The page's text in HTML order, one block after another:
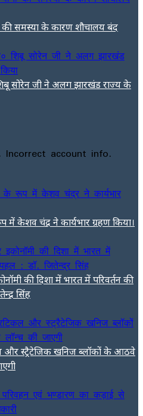
की समस्या के कारण शौचालय बंद
सोरेन जी ने अलग झारखंड राज्य के
account info.
केशव चंद्र ने कार्यभार ग्रहण किया।
की दिशा में भारत में परिवर्तन की
सिंह
और स्ट्रैटेजिक खनिज ब्लॉकों के आठवे